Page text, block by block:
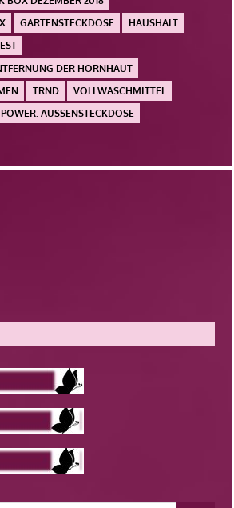
GARTENSTECKDOSE
HAUSHALT
DER HORNHAUT
TRND
VOLLWASCHMITTEL
AUSSENSTECKDOSE